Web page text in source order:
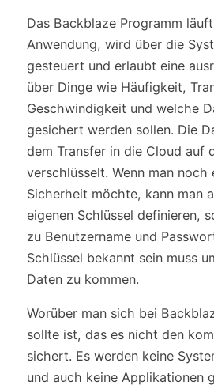
Das Backblaze Programm
Anwendung, wird über die
gesteuert und erlaubt eine
über Dinge wie Häufigkeit,
Geschwindigkeit und welche
gesichert werden sollen. Die
dem Transfer in die Cloud auf
verschlüsselt. Wenn man noch
Sicherheit möchte, kann man
eigenen Schlüssel definieren,
zu Benutzername und
Schlüssel bekannt sein muss
Daten zu kommen.
Worüber man sich bei
sollte ist, das es nicht den
sichert. Es werden keine
und auch keine Applikationen